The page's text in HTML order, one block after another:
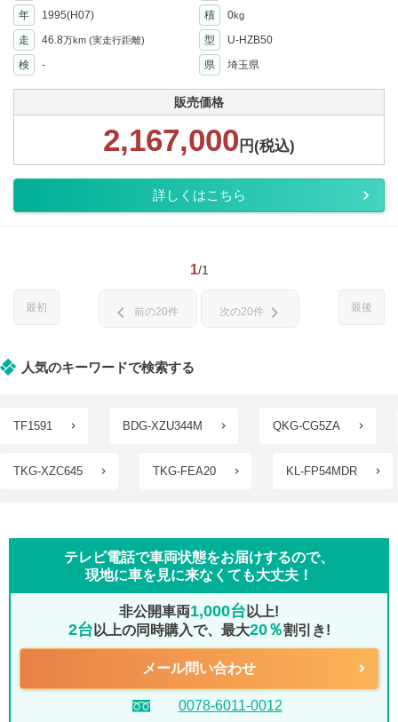
年
1995(H07) 積 0kg
走 46.8万km (実走行距離) 型
U-HZB50
検
- 県 埼玉県
販売価格
2,167,000 円(税込)
詳しくはこちら
1/1
最初 最後
chevron_left 前の20件 次の20件 chevron_right
人気のキーワードで検索する
TF1591 BDG-XZU344M QKG-CG5ZA
TKG-XZC645 TKG-FEA20 KL-FP54MDR
テレビ電話で車両状態をお届けするので、
現地に車を見に来なくても大丈夫！
非公開車両1,000台 以上!
2台 以上の同時購入で、最大20％割引き!
メール問い合わせ
0078-6011-0012